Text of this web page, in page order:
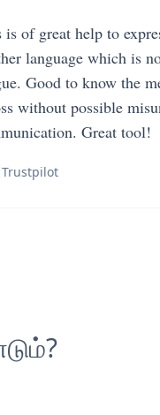
is of great help to
language which is
Good to know the
without possible
Great tool!
Trustpilot